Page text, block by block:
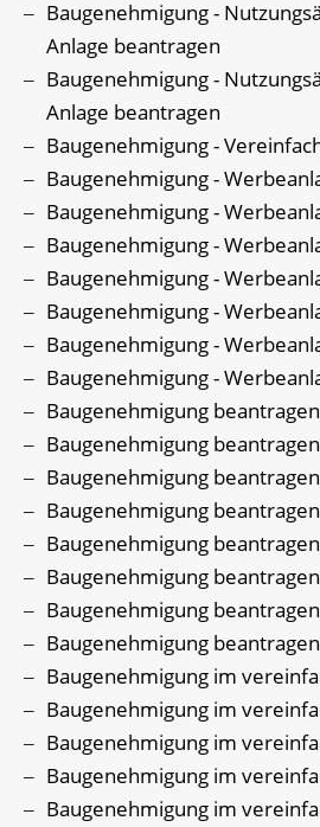
Baugenehmigung -
Anlage beantragen
Baugenehmigung -
Anlage beantragen
Baugenehmigung -
Baugenehmigung -
Baugenehmigung -
Baugenehmigung -
Baugenehmigung -
Baugenehmigung -
Baugenehmigung -
Baugenehmigung -
Baugenehmigung beantragen
Baugenehmigung beantragen
Baugenehmigung beantragen
Baugenehmigung beantragen
Baugenehmigung beantragen
Baugenehmigung beantragen
Baugenehmigung beantragen
Baugenehmigung beantragen
Baugenehmigung im
Baugenehmigung im
Baugenehmigung im
Baugenehmigung im
Baugenehmigung im